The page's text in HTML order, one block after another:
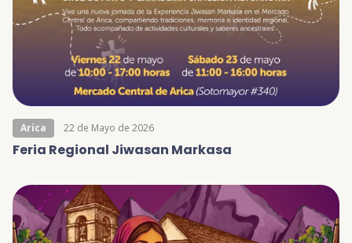
Arica 22 de Mayo de 2026
Feria Regional Jiwasan Markasa